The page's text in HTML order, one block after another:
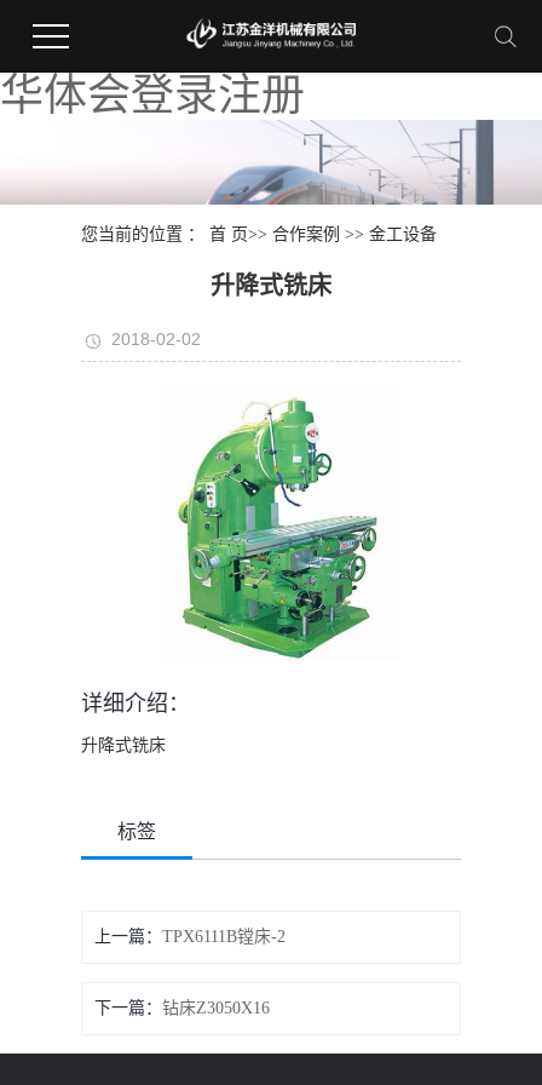
华体会登录注册
您当前的位置 ：首 页>>合作案例 >>金工设备
升降式铣床
2018-02-02
详细介绍：
升降式铣床
标签
上一篇：TPX6111B镗床-2
下一篇：钻床Z3050X16